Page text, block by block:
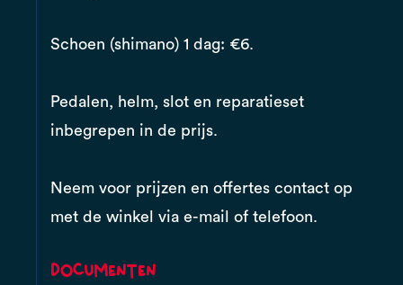
Schoen (shimano) 1 dag: €6.
Pedalen, helm, slot en reparatieset
inbegrepen in de prijs.
Neem voor prijzen en offertes contact op
met de winkel via e-mail of telefoon.
Documenten